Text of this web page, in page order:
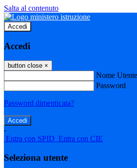
Salta al contenuto
Accedi
Accedi
button close ×
Nome Utente
Password
Password dimenticata?
-
Entra con SPID Entra con CIE
Seleziona utente